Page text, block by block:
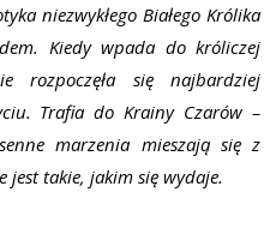
niezwykłego Białego Królika
Kiedy wpada do króliczej
rozpoczęła się najbardziej
Trafia do Krainy Czarów –
marzenia mieszają się z
takie, jakim się wydaje.